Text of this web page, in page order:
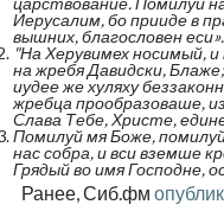
Иерусалим, бо прииде в
вышних, благословен еси».
"На Херувимех носимый,
на жребя Давидски,
иудее же хуляху
жребца прообразоваше,
Слава Тебе, Христе,
Помилуй мя Боже,
нас собра, и вси вземше
Грядый во имя Господне,
Ранее, Сиб.фм